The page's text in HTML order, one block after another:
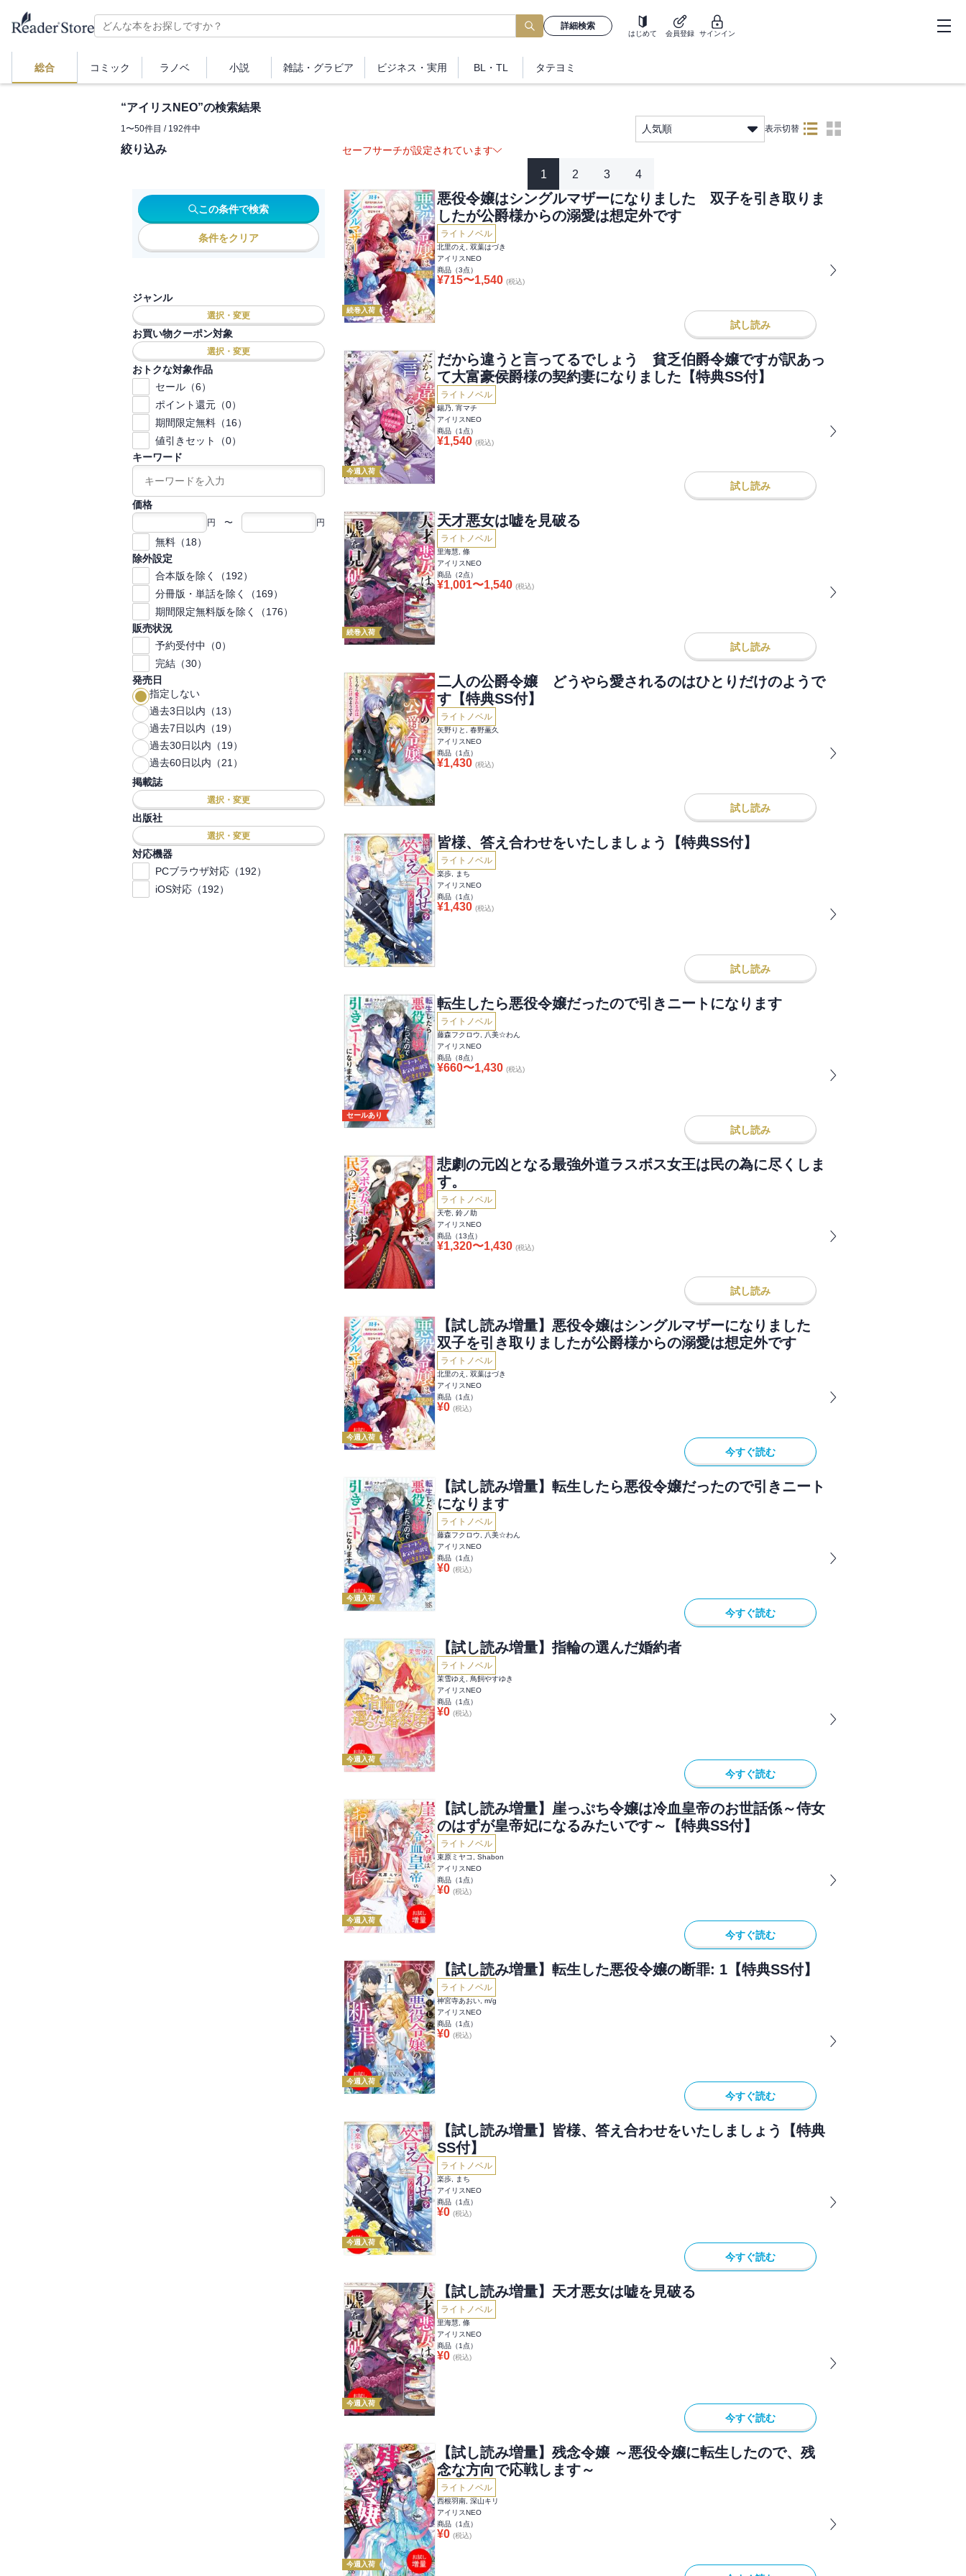
詳細検索
はじめて 会員登録 サインイン
総合 コミック ラノベ 小説 雑誌・ グラビア ビジネス ・実用 BL・TL タテヨミ
“アイリスNEO”の検索結果
1〜50件目 / 192件中 人気順 表示切替
絞り込み
この条件で検索
条件をクリア
ジャンル
選択・変更
お買い物クーポン対象
選択・変更
おトクな対象作品
セール（6）
ポイント還元（0）
期間限定無料（16）
値引きセット（0）
キーワード
価格
円 〜 円
無料（18）
除外設定
合本版を除く（192）
分冊版・単話を除く（169）
期間限定無料版を除く（176）
販売状況
予約受付中（0）
完結（30）
発売日
指定しない
過去3日以内（13）
過去7日以内（19）
過去30日以内（19）
過去60日以内（21）
掲載誌
選択・変更
出版社
選択・変更
対応機器
PCブラウザ対応（192）
iOS対応（192）
セーフサーチが設定されています
1 2 3 4
続巻入荷
悪役令嬢はシングルマザーになりました 双子を引き取りま
したが公爵様からの溺愛は想定外です
ライトノベル
北里のえ, 双葉はづき
アイリスNEO
商品（3点）
¥715〜1,540 (税込)
試し読み
今週入荷
だから違うと言ってるでしょう 貧乏伯爵令嬢ですが訳あっ
て大富豪侯爵様の契約妻になりました【特典SS付】
ライトノベル
錫乃, 宵マチ
アイリスNEO
商品（1 点）
¥1,540 (税込)
試し読み
続巻入荷
天才悪女は嘘を見破る
ライトノベル
里海慧, 條
アイリスNEO
商品（2点）
¥1,001〜1,540 (税込)
試し読み
二人の公爵令嬢 どうやら愛されるのはひとりだけのようで
す【特典SS付】
ライトノベル
矢野りと, 春野薫久
アイリスNEO
商品（1 点）
¥1,430 (税込)
試し読み
皆様、答え合わせをいたしましょう【特典SS付】
ライトノベル
楽歩, まち
アイリスNEO
商品（1 点）
¥1,430 (税込)
試し読み
セールあり
転生したら悪役令嬢だったので引きニートになります
ライトノベル
藤森フクロウ, 八美☆わん
アイリスNEO
商品（8点）
¥660〜1,430 (税込)
試し読み
悲劇の元凶となる最強外道ラスボス女王は民の為に尽くしま
す。
ライトノベル
天壱, 鈴ノ助
アイリスNEO
商品（13点）
¥1,320〜1,430 (税込)
試し読み
今週入荷
【試し読み増量】悪役令嬢はシングルマザーになりました
双子を引き取りましたが公爵様からの溺愛は想定外です
ライトノベル
北里のえ, 双葉はづき
アイリスNEO
商品（1 点）
¥0 (税込)
今すぐ読む
今週入荷
【試し読み増量】転生したら悪役令嬢だったので引きニート
になります
ライトノベル
藤森フクロウ, 八美☆わん
アイリスNEO
商品（1 点）
¥0 (税込)
今すぐ読む
今週入荷
【試し読み増量】指輪の選んだ婚約者
ライトノベル
茉雪ゆえ, 鳥飼やすゆき
アイリスNEO
商品（1 点）
¥0 (税込)
今すぐ読む
今週入荷
【試し読み増量】崖っぷち令嬢は冷血皇帝のお世話係～侍女
のはずが皇帝妃になるみたいです～【特典SS付】
ライトノベル
束原ミヤコ, Shabon
アイリスNEO
商品（1 点）
¥0 (税込)
今すぐ読む
今週入荷
【試し読み増量】転生した悪役令嬢の断罪: 1【特典SS付】
ライトノベル
神宮寺あおい, m/g
アイリスNEO
商品（1 点）
¥0 (税込)
今すぐ読む
今週入荷
【試し読み増量】皆様、答え合わせをいたしましょう【特典
SS付】
ライトノベル
楽歩, まち
アイリスNEO
商品（1 点）
¥0 (税込)
今すぐ読む
今週入荷
【試し読み増量】天才悪女は嘘を見破る
ライトノベル
里海慧, 條
アイリスNEO
商品（1 点）
¥0 (税込)
今すぐ読む
今週入荷
【試し読み増量】残念令嬢 ～悪役令嬢に転生したので、残
念な方向で応戦します～
ライトノベル
西根羽南, 深山キリ
アイリスNEO
商品（1 点）
¥0 (税込)